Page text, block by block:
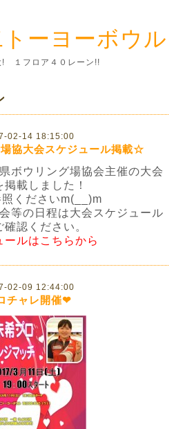
ーヨーボウル
! １フロア４０レーン!!
02-14 18:15:00
協大会スケジュール掲載☆
ボウリング場協会主催の大会
掲載しました！
くださいm(__)m
等の日程は大会スケジュール
確認ください。
ールはこちらから
02-09 12:44:00
チャレ開催❤